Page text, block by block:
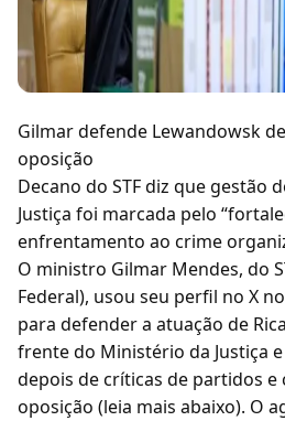
Gilmar defende Lewandowsk
oposição
Decano do STF diz que gestão
Justiça foi marcada pelo
enfrentamento ao crime
O ministro Gilmar Mendes, do
Federal), usou seu perfil no X
para defender a atuação de
frente do Ministério da Justiça
depois de críticas de partidos e
oposição (leia mais abaixo). O